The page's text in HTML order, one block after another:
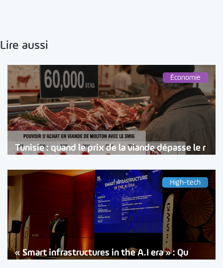
Lire aussi
Économie
Tunisie : quand le prix de la viande dépasse le r
High-tech
« Smart infrastructures in the A.I era » : Qu